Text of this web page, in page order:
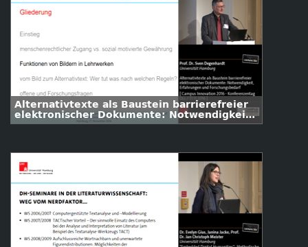
Alternativtexte als Baustein barrierefreier
elektronischer Dokumente: Notwendigkeit,
Erfahrungen und Forschungsbedarf